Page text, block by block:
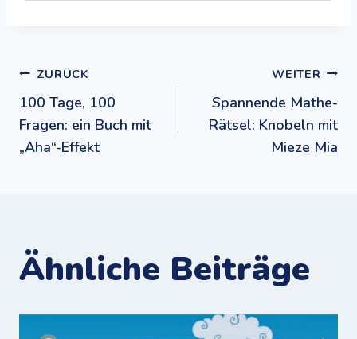
Beitragsnavigation
ZURÜCK
100 Tage, 100
Fragen: ein Buch mit
„Aha“-Effekt
WEITER
Spannende Mathe-
Rätsel: Knobeln mit
Mieze Mia
Ähnliche Beiträge